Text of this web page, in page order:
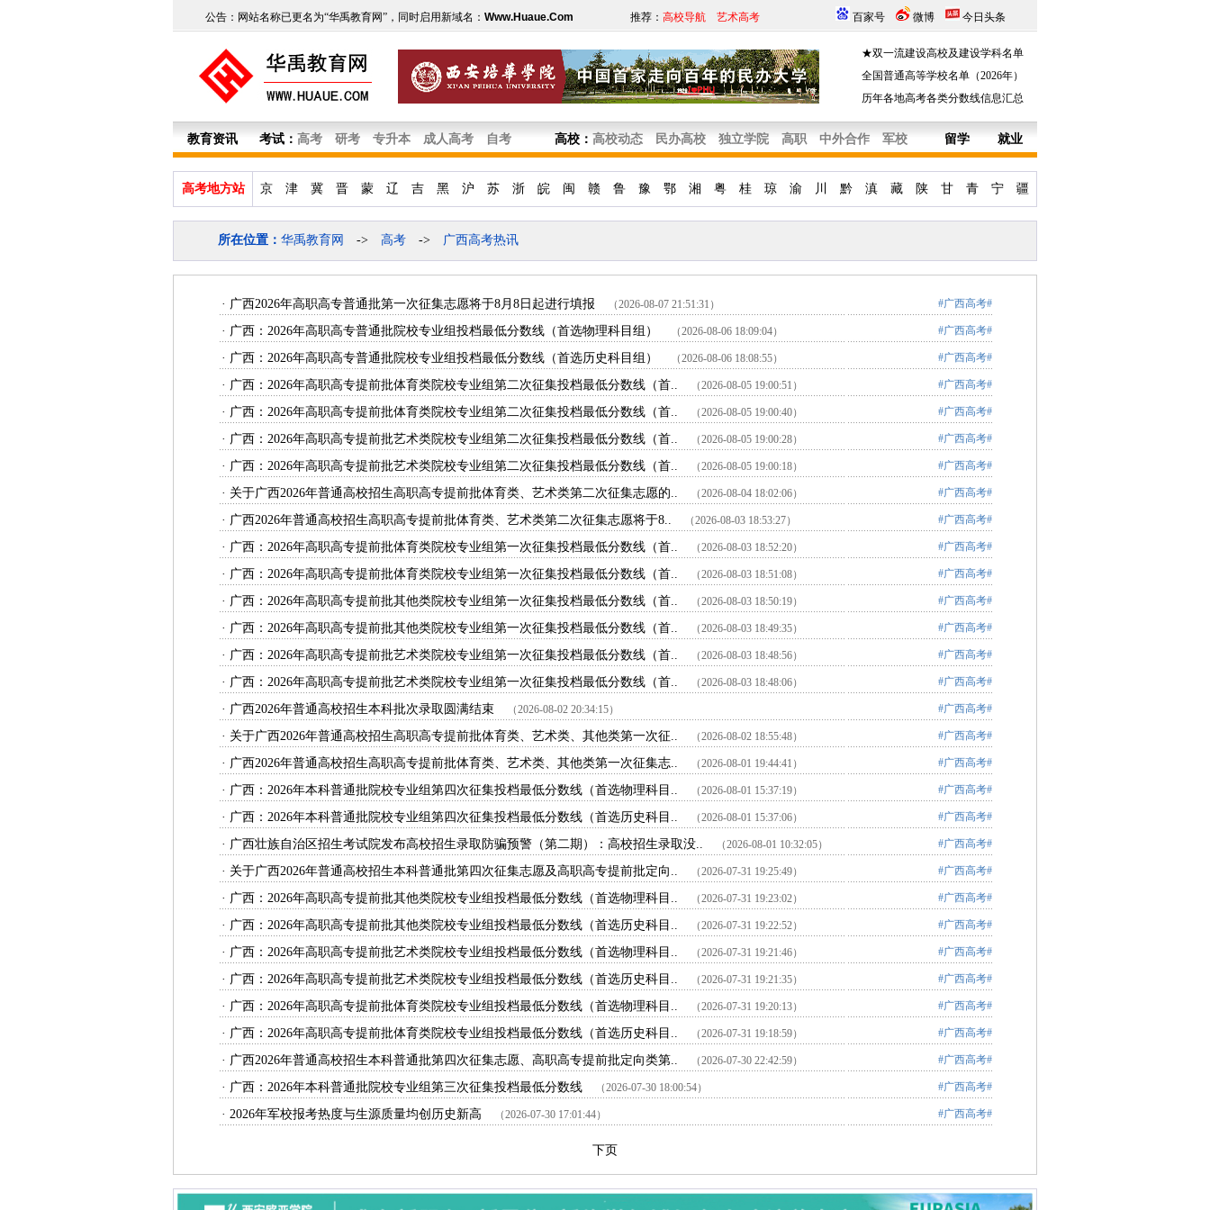
公告：网站名称已更名为“华禹教育网”，同时启用新域名： Www.Huaue.Com 推荐： 高校导航 艺术高考 百家号 微博 今日头条
★双一流建设高校及建设学科名单
全国普通高等学校名单（2026年）
历年各地高考各类分数线信息汇总
教育资讯 考试： 高考 研考 专升本 成人高考 自考 高校： 高校动态 民办高校 独立学院 高职 中外合作 军校 留学 就业
高考地方站 京 津 冀 晋 蒙 辽 吉 黑 沪 苏 浙 皖 闽 赣 鲁 豫 鄂 湘 粤 桂 琼 渝 川 黔 滇 藏 陕 甘 青 宁 疆
所在位置： 华禹教育网 -> 高考 -> 广西高考热讯
· 广西2026年高职高专普通批第一次征集志愿将于8月8日起进行填报 （2026-08-07 21:51:31） #广西高考#
· 广西：2026年高职高专普通批院校专业组投档最低分数线（首选物理科目组） （2026-08-06 18:09:04） #广西高考#
· 广西：2026年高职高专普通批院校专业组投档最低分数线（首选历史科目组） （2026-08-06 18:08:55） #广西高考#
· 广西：2026年高职高专提前批体育类院校专业组第二次征集投档最低分数线（首.. （2026-08-05 19:00:51） #广西高考#
· 广西：2026年高职高专提前批体育类院校专业组第二次征集投档最低分数线（首.. （2026-08-05 19:00:40） #广西高考#
· 广西：2026年高职高专提前批艺术类院校专业组第二次征集投档最低分数线（首.. （2026-08-05 19:00:28） #广西高考#
· 广西：2026年高职高专提前批艺术类院校专业组第二次征集投档最低分数线（首.. （2026-08-05 19:00:18） #广西高考#
· 关于广西2026年普通高校招生高职高专提前批体育类、艺术类第二次征集志愿的.. （2026-08-04 18:02:06） #广西高考#
· 广西2026年普通高校招生高职高专提前批体育类、艺术类第二次征集志愿将于8.. （2026-08-03 18:53:27） #广西高考#
· 广西：2026年高职高专提前批体育类院校专业组第一次征集投档最低分数线（首.. （2026-08-03 18:52:20） #广西高考#
· 广西：2026年高职高专提前批体育类院校专业组第一次征集投档最低分数线（首.. （2026-08-03 18:51:08） #广西高考#
· 广西：2026年高职高专提前批其他类院校专业组第一次征集投档最低分数线（首.. （2026-08-03 18:50:19） #广西高考#
· 广西：2026年高职高专提前批其他类院校专业组第一次征集投档最低分数线（首.. （2026-08-03 18:49:35） #广西高考#
· 广西：2026年高职高专提前批艺术类院校专业组第一次征集投档最低分数线（首.. （2026-08-03 18:48:56） #广西高考#
· 广西：2026年高职高专提前批艺术类院校专业组第一次征集投档最低分数线（首.. （2026-08-03 18:48:06） #广西高考#
· 广西2026年普通高校招生本科批次录取圆满结束 （2026-08-02 20:34:15） #广西高考#
· 关于广西2026年普通高校招生高职高专提前批体育类、艺术类、其他类第一次征.. （2026-08-02 18:55:48） #广西高考#
· 广西2026年普通高校招生高职高专提前批体育类、艺术类、其他类第一次征集志.. （2026-08-01 19:44:41） #广西高考#
· 广西：2026年本科普通批院校专业组第四次征集投档最低分数线（首选物理科目.. （2026-08-01 15:37:19） #广西高考#
· 广西：2026年本科普通批院校专业组第四次征集投档最低分数线（首选历史科目.. （2026-08-01 15:37:06） #广西高考#
· 广西壮族自治区招生考试院发布高校招生录取防骗预警（第二期）：高校招生录取没.. （2026-08-01 10:32:05） #广西高考#
· 关于广西2026年普通高校招生本科普通批第四次征集志愿及高职高专提前批定向.. （2026-07-31 19:25:49） #广西高考#
· 广西：2026年高职高专提前批其他类院校专业组投档最低分数线（首选物理科目.. （2026-07-31 19:23:02） #广西高考#
· 广西：2026年高职高专提前批其他类院校专业组投档最低分数线（首选历史科目.. （2026-07-31 19:22:52） #广西高考#
· 广西：2026年高职高专提前批艺术类院校专业组投档最低分数线（首选物理科目.. （2026-07-31 19:21:46） #广西高考#
· 广西：2026年高职高专提前批艺术类院校专业组投档最低分数线（首选历史科目.. （2026-07-31 19:21:35） #广西高考#
· 广西：2026年高职高专提前批体育类院校专业组投档最低分数线（首选物理科目.. （2026-07-31 19:20:13） #广西高考#
· 广西：2026年高职高专提前批体育类院校专业组投档最低分数线（首选历史科目.. （2026-07-31 19:18:59） #广西高考#
· 广西2026年普通高校招生本科普通批第四次征集志愿、高职高专提前批定向类第.. （2026-07-30 22:42:59） #广西高考#
· 广西：2026年本科普通批院校专业组第三次征集投档最低分数线 （2026-07-30 18:00:54） #广西高考#
· 2026年军校报考热度与生源质量均创历史新高 （2026-07-30 17:01:44） #广西高考#
下页